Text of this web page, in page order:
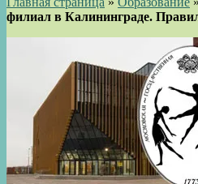
филиал в Калининграде.